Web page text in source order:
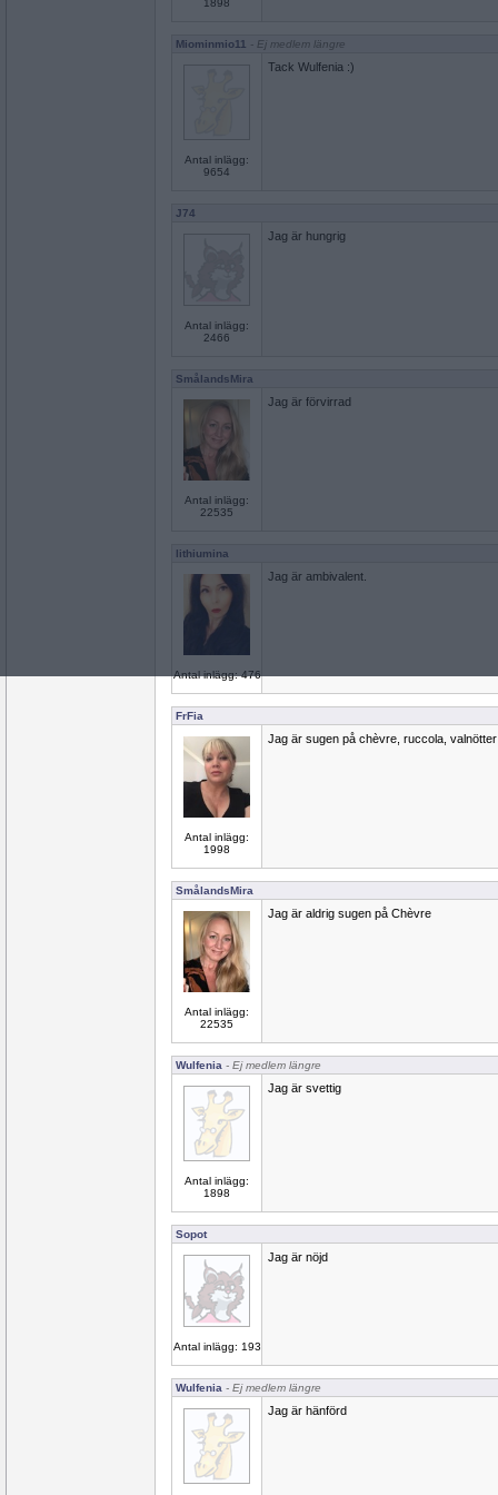
1898
Miominmio11 - Ej medlem längre
Antal inlägg:
9654
Tack Wulfenia :)
J74
Antal inlägg:
2466
Jag är hungrig
SmålandsMira
Antal inlägg:
22535
Jag är förvirrad
lithiumina
Antal inlägg: 476
Jag är ambivalent.
FrFia
Antal inlägg:
1998
Jag är sugen på chèvre, ruccola,
SmålandsMira
Antal inlägg:
22535
Jag är aldrig sugen på Chèvre
Wulfenia - Ej medlem längre
Antal inlägg:
1898
Jag är svettig
Sopot
Antal inlägg: 193
Jag är nöjd
Wulfenia - Ej medlem längre
Jag är hänförd